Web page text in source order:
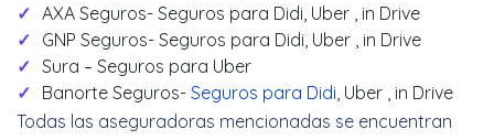
AXA Seguros- Seguros para Didi, Uber , in Drive
GNP Seguros- Seguros para Didi, Uber , in Drive
Sura – Seguros para Uber
Banorte Seguros- Seguros para Didi, Uber , in Drive
Todas las aseguradoras mencionadas se encuentran